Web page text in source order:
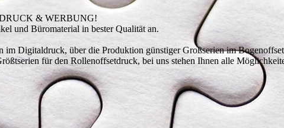
DRUCK & WERBUNG!
und Büromaterial in bester Qualität an.
im Digitaldruck, über die Produktion günstiger Großserien im
für den Rollenoffsetdruck, bei uns stehen Ihnen alle